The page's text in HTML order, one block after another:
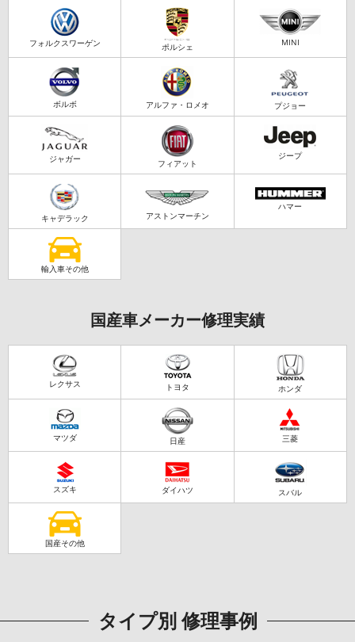
フォルクスワーゲン ポルシェ MINI
ボルボ アルファ・ロメオ プジョー
ジャガー フィアット
ジープ
キャデラック アストンマーチン
ハマー
輸入車その他
国産車メーカー修理実績
レクサス トヨタ ホンダ
マツダ 日産 三菱
スズキ ダイハツ スバル
国産その他
タイプ別 修理事例